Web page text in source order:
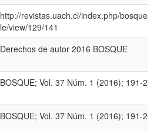
http://revistas.uach.cl/index.php/bosque/
le/view/129/141
Derechos de autor 2016 BOSQUE
BOSQUE; Vol. 37 Núm. 1 (2016); 191-204
BOSQUE; Vol. 37 Núm. 1 (2016); 191-204